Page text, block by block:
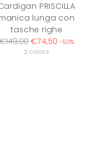
PRISCILLA
lunga con
tasche righe
€74,50 -50%
2 colors